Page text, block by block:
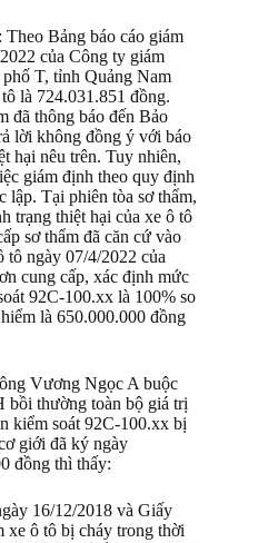
Bảng báo cáo giám
của Công ty giám
T, tỉnh Quảng Nam
là 724.031.851 đồng.
đã thông báo đến Bảo
lời không đồng ý với báo
hại nêu trên. Tuy nhiên,
giám định theo quy định
lập. Tại phiên tòa sơ thẩm,
trạng thiệt hại của xe ô tô
sơ thẩm đã căn cứ vào
tô ngày 07/4/2022 của
cung cấp, xác định mức
92C-100.xx là 100% so
là 650.000.000 đồng
Vương Ngọc A buộc
bồi thường toàn bộ giá trị
kiểm soát 92C-100.xx bị
giới đã ký ngày
đồng thì thấy:
16/12/2018 và Giấy
xe ô tô bị cháy trong thời